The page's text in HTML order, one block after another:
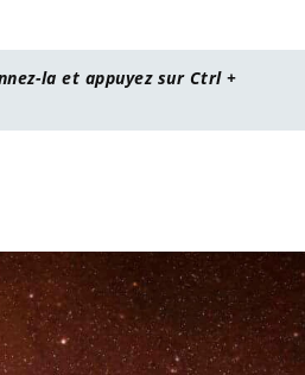
la et appuyez sur Ctrl +